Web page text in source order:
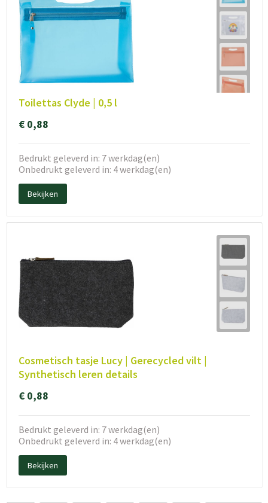
Toilettas Clyde | 0,5 l
€ 0,88
Bedrukt geleverd in: 7 werkdag(en)
Onbedrukt geleverd in: 4 werkdag(en)
Bekijken
Cosmetisch tasje Lucy | Gerecycled vilt |
Synthetisch leren details
€ 0,88
Bedrukt geleverd in: 7 werkdag(en)
Onbedrukt geleverd in: 4 werkdag(en)
Bekijken